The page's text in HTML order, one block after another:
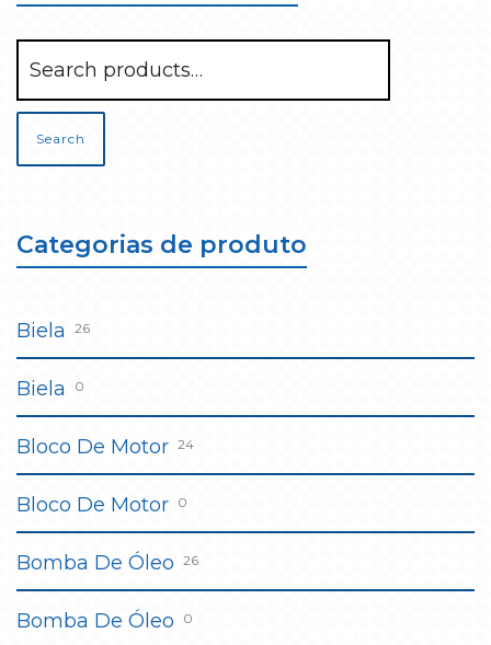
Search
Categorias de produto
Biela 26
Biela 0
Bloco De Motor 24
Bloco De Motor 0
Bomba De Óleo 26
Bomba De Óleo 0